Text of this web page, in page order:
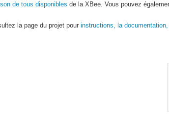
de tous disponibles de la XBee. Vous pouvez
la page du projet pour instructions, la